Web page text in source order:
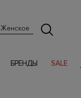
Женское
БРЕНДЫ SALE